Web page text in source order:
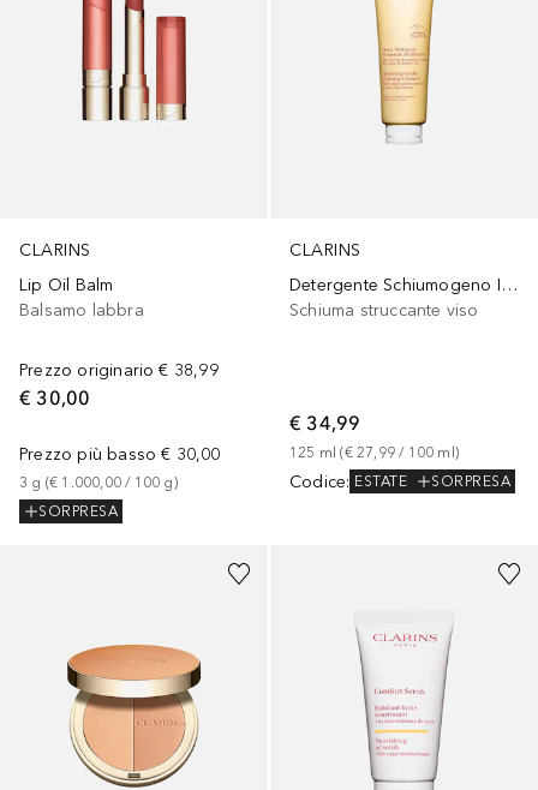
CLARINS
Lip Oil Balm
Balsamo labbra
Prezzo originario € 38,99
€ 30,00
Prezzo più basso € 30,00
3 g (€ 1.000,00 / 100 g)
SORPRESA
CLARINS
Detergente Schiumogeno Idratante
Schiuma struccante viso
€ 34,99
125 ml (€ 27,99 / 100 ml)
Codice: ESTATE SORPRESA